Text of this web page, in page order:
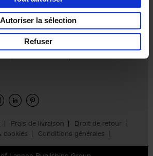
Autoriser la sélection
Refuser
Ajouter au panier
Frais de livraison
Droit de retour
cookies
Conditions générales
bonnes idées de lecture, de